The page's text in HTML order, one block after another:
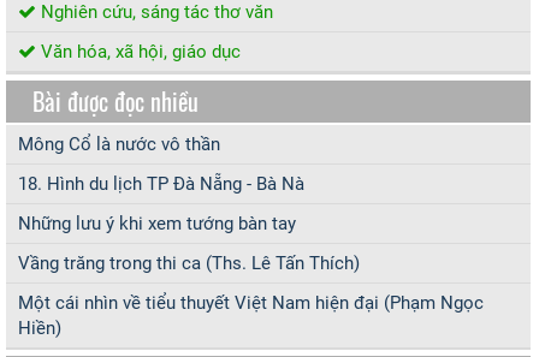
Nghiên cứu, sáng tác thơ văn
Văn hóa, xã hội, giáo dục
Bài được đọc nhiều
Mông Cổ là nước vô thần
18. Hình du lịch TP Đà Nẵng - Bà Nà
Những lưu ý khi xem tướng bàn tay
Vầng trăng trong thi ca (Ths. Lê Tấn Thích)
Một cái nhìn về tiểu thuyết Việt Nam hiện đại (Phạm Ngọc
Hiền)